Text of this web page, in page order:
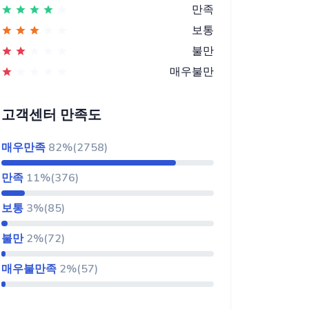
만족
보통
불만
매우불만
고객센터 만족도
매우만족 82%(2758)
만족 11%(376)
보통 3%(85)
불만 2%(72)
매우불만족 2%(57)